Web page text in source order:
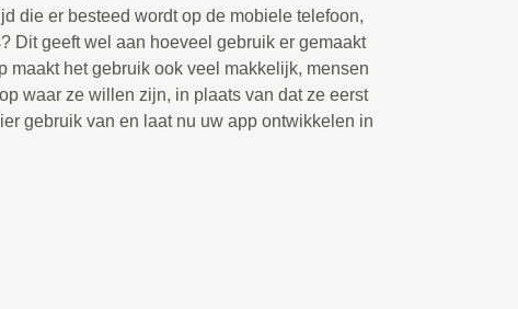
die er besteed wordt op de mobiele telefoon,
Dit geeft wel aan hoeveel gebruik er gemaakt
maakt het gebruik ook veel makkelijk, mensen
waar ze willen zijn, in plaats van dat ze eerst
gebruik van en laat nu uw app ontwikkelen in